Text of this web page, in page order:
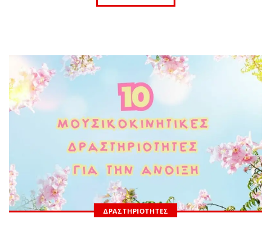
ΔΡΑΣΤΗΡΙΌΤΗΤΕΣ
1 έτος ago 0
πάντα εκείνη η στιγμή που το παιδί σου ψάχνει
απεγνωσμένα κάτι να κάνει....
Read More